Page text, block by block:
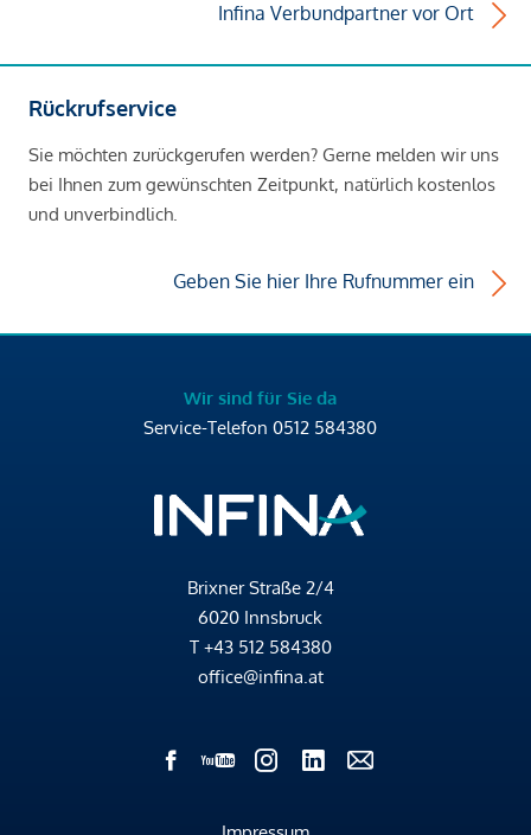
Infina Verbundpartner vor Ort
Rückrufservice
Sie möchten zurückgerufen werden? Gerne melden wir uns
bei Ihnen zum gewünschten Zeitpunkt, natürlich kostenlos
und unverbindlich.
Geben Sie hier Ihre Rufnummer ein
Wir sind für Sie da
Service-Telefon 0512 584380
Brixner Straße 2/4
6020 Innsbruck
T +43 512 584380
office@infina.at